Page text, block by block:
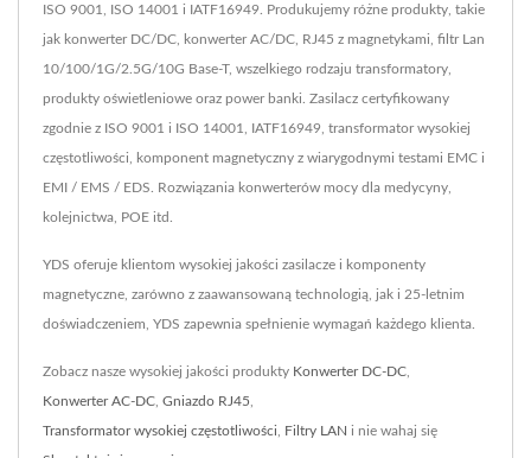
ISO 9001, ISO 14001 i IATF16949. Produkujemy różne produkty, takie
jak konwerter DC/DC, konwerter AC/DC, RJ45 z magnetykami, filtr Lan
10/100/1G/2.5G/10G Base-T, wszelkiego rodzaju transformatory,
produkty oświetleniowe oraz power banki. Zasilacz certyfikowany
zgodnie z ISO 9001 i ISO 14001, IATF16949, transformator wysokiej
częstotliwości, komponent magnetyczny z wiarygodnymi testami EMC i
EMI / EMS / EDS. Rozwiązania konwerterów mocy dla medycyny,
kolejnictwa, POE itd.
YDS oferuje klientom wysokiej jakości zasilacze i komponenty
magnetyczne, zarówno z zaawansowaną technologią, jak i 25-letnim
doświadczeniem, YDS zapewnia spełnienie wymagań każdego klienta.
Zobacz nasze wysokiej jakości produkty Konwerter DC-DC
Konwerter AC-DC Gniazdo RJ45
Transformator wysokiej częstotliwości Filtry LAN i nie wahaj się